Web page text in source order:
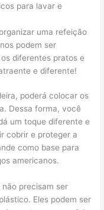
para lavar e
uma refeição
podem ser
diferentes pratos e
e diferente!
poderá colocar os
Dessa forma, você
um toque diferente e
cobrir e proteger a
como base para
americanos.
precisam ser
Eles podem ser